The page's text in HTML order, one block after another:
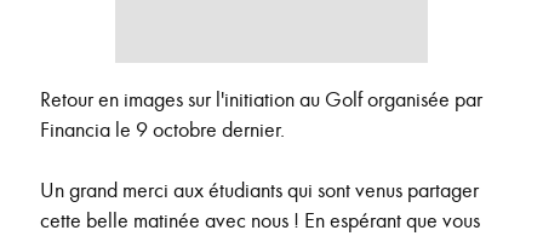
Retour en images sur l'initiation au Golf organisée par
Financia le 9 octobre dernier.
Un grand merci aux étudiants qui sont venus partager
cette belle matinée avec nous ! En espérant que vous